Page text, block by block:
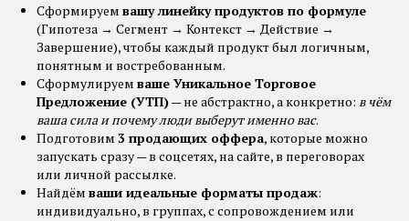
Сформируем вашу линейку продуктов по формуле
(Гипотеза → Сегмент → Контекст → Действие →
Завершение), чтобы каждый продукт был логичным,
понятным и востребованным.
Сформулируем ваше Уникальное Торговое
Предложение (УТП)— не абстрактно, а конкретно: в чём
ваша сила и почему люди выберут именно вас.
Подготовим 3 продающих оффера, которые можно
запускать сразу — в соцсетях, на сайте, в переговорах
или личной рассылке.
Найдём ваши идеальные форматы продаж:
индивидуально, в группах, с сопровождением или